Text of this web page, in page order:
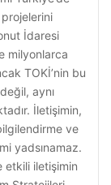
İdaresi
milyonlarca
TOKİ’nin bu
aynı
İletişimin,
ve
yadsınamaz.
etkili iletişimin